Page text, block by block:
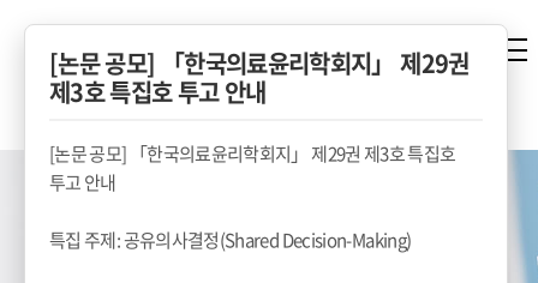
[논문 공모] 「한국의료윤리학회지」 제29권
제3호 특집호 투고 안내
[논문 공모] 「한국의료윤리학회지」 제29권 제3호 특집호
투고 안내
특집 주제: 공유의사결정(Shared Decision-Making)